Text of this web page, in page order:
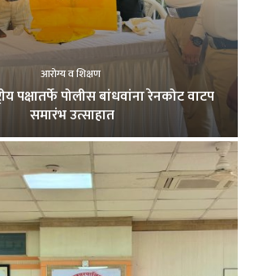
आरोग्य व शिक्षण
पक्षातर्फे पोलीस बांधवांना रेनकोट वाटप
समारंभ उत्साहात